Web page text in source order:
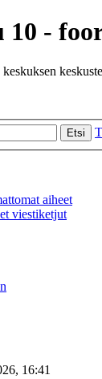
-
Etsi
aiheet
viestiketjut
16:41